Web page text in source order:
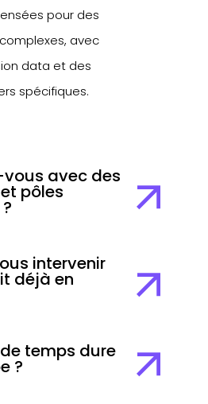
pour des
avec
data et des
spécifiques.
avec des
pôles
intervenir
déjà en
temps dure
?